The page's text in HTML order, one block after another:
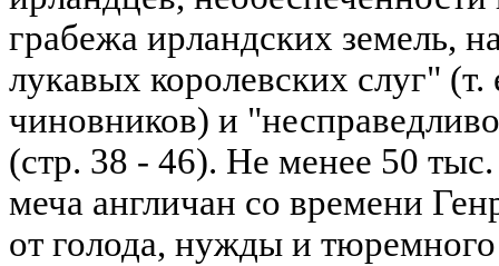
грабежа ирландских земель,
лукавых королевских слуг" (т.
чиновников) и
(стр. 38 - 46). Не менее 50
меча англичан со времени
от голода, нужды и